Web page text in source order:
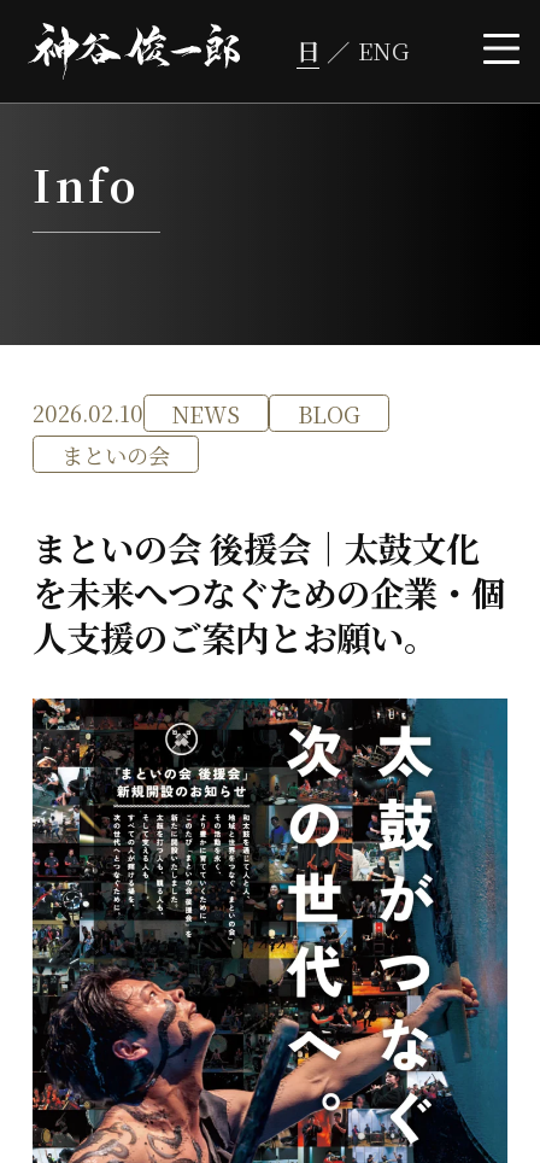
ス
Info
2026.02.10 NEWS
BLOG
まといの会
まといの会 後援会｜太鼓文化
を未来へつなぐための企業・個
人支援のご案内とお願い。